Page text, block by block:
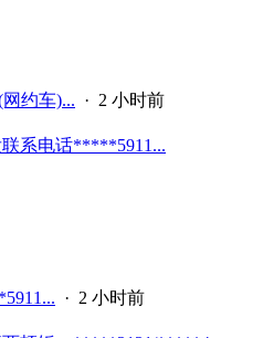
约车)... · 2 小时前
系电话*****5911...
· 2 小时前